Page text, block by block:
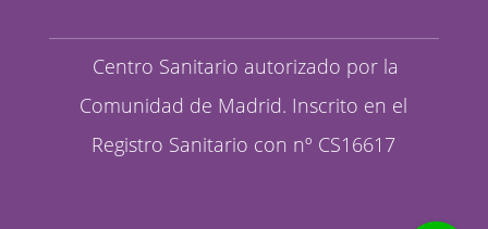
Centro Sanitario autorizado por la
Comunidad de Madrid. Inscrito en el
Registro Sanitario con nº CS16617